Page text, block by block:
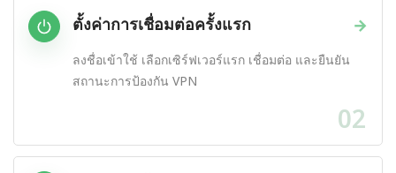
→
ตั้งค่าการเชื่อมต่อครั้งแรก
ลงชื่อเข้าใช้ เลือกเซิร์ฟเวอร์แรก เชื่อมต่อ และยืนยัน
สถานะการป้องกัน VPN
02